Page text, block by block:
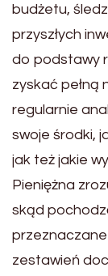
budżetu,
przyszłych
do podstawy
zyskać pełną
regularnie
swoje środki,
jak też jakie
Pieniężna
skąd
zestawień